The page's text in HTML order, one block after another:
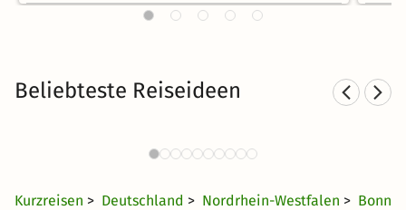
Beliebteste Reiseideen
Städtereisen nach NRW
Kurzreisen > Deutschland > Nordrhein-Westfalen > Bonn